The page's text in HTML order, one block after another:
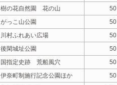
樹の花自然園 花の山
50
がっこ山公園
50
川村ふれあい広場
50
後閑城址公園
50
国指定史跡 荒船風穴
50
伊奈町制施行記念公園ほか
50